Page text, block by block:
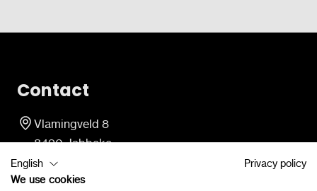
Contact
Vlamingveld 8
8490 Jabbeke
consulenten@lexima.be
+32 50 40 47 41
English
Privacy policy
We use cookies